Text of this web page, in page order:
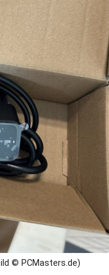
© PCMasters.de)